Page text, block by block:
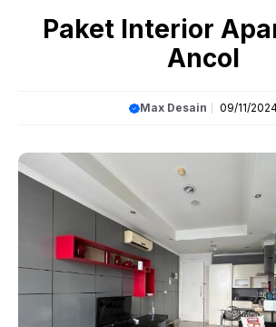
Paket Interior
Ancol
Max Desain 09/11/